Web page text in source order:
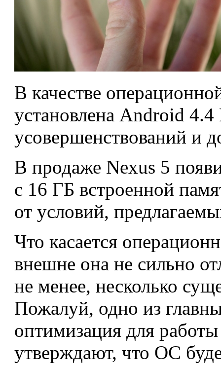
В качестве
установлена Android
усовершенствований и
В продаже Nexus 5
с 16 ГБ встроенной
от условий,
Что касается
внешне она не сильно
не менее, несколько
Пожалуй, одно из
оптимизация для
утверждают, что ОС